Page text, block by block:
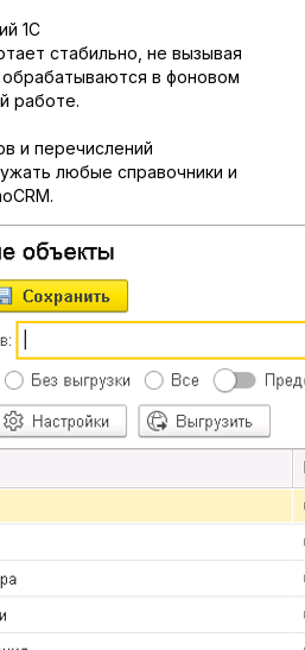
1С
стабильно, не вызывая
обрабатываются в фоновом
работе.
и перечислений
любые справочники и